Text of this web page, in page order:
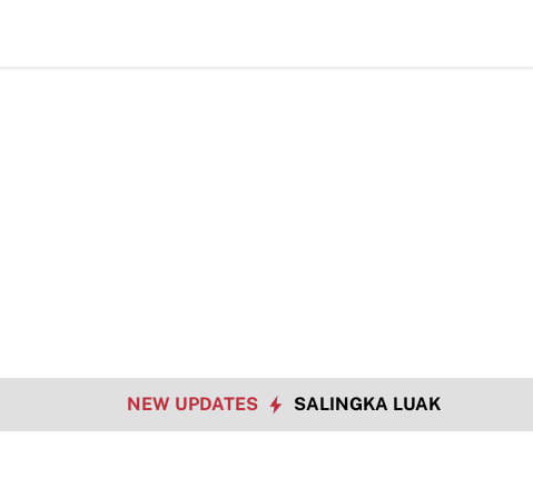
NEW UPDATES SALINGKA LUAK